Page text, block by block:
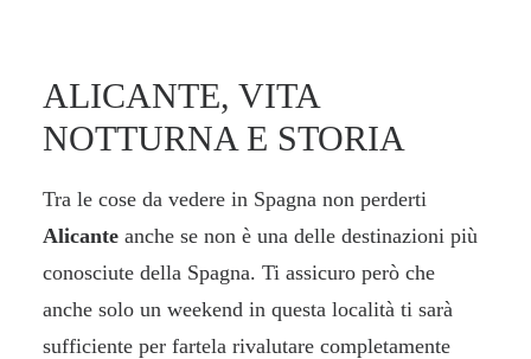
ALICANTE, VITA
NOTTURNA E STORIA
Tra le cose da vedere in Spagna non perderti
Alicante anche se non è una delle destinazioni più
conosciute della Spagna. Ti assicuro però che
anche solo un weekend in questa località ti sarà
sufficiente per fartela rivalutare completamente